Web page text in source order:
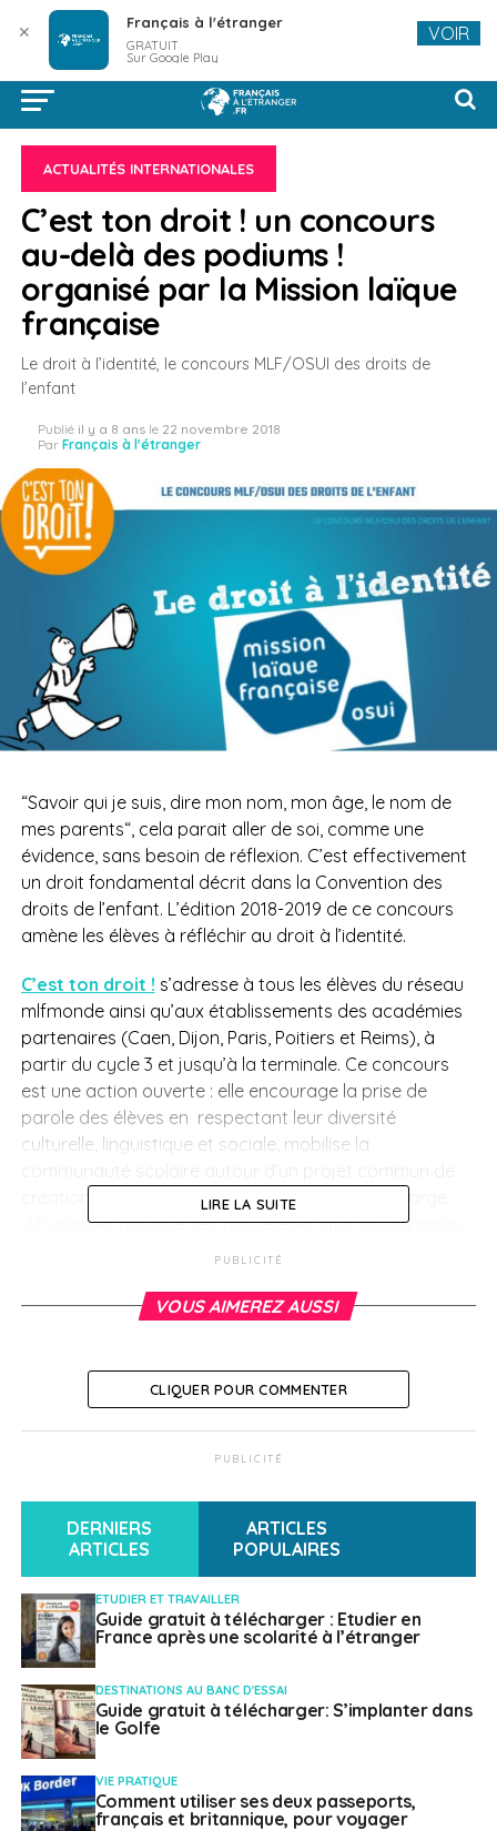
ACTUALITÉS INTERNATIONALES
C’est ton droit ! un concours
au-delà des podiums !
organisé par la Mission laïque
française
Le droit à l’identité, le concours MLF/OSUI des droits de
l’enfant
Publié il y a 8 ans le 22 novembre 2018
Par Français à l'étranger
“Savoir qui je suis, dire mon nom, mon âge, le nom de
mes parents“, cela parait aller de soi, comme une
évidence, sans besoin de réflexion. C’est effectivement
un droit fondamental décrit dans la Convention des
droits de l’enfant. L’édition 2018-2019 de ce concours
amène les élèves à réfléchir au droit à l’identité.
C’est ton droit ! s’adresse à tous les élèves du réseau
mlfmonde ainsi qu’aux établissements des académies
partenaires (Caen, Dijon, Paris, Poitiers et Reims), à
partir du cycle 3 et jusqu’à la terminale. Ce concours
est une action ouverte : elle encourage la prise de
parole des élèves en respectant leur diversité
culturelle, linguistique et sociale, mobilise la
création dont le support (la vidéo) permet une large
diffusion et favorise des passerelles interdisciplinaires.
Outre l’importance des axes pédagogiques que ce
associatif local.
SUJETS ASSOCIÉS:
Élection présidentielle malgache les autorités
NE RATEZ PAS
Franco-British business awards (FBBA) – le 26
novembre
Français à l'étranger
LIRE LA SUITE
PUBLICITÉ
VOUS AIMEREZ AUSSI
CLIQUER POUR COMMENTER
PUBLICITÉ
DERNIERS
ARTICLES
ARTICLES
POPULAIRES
ETUDIER ET TRAVAILLER
Guide gratuit à télécharger : Etudier en
France après une scolarité à l’étranger
DESTINATIONS AU BANC D'ESSAI
Guide gratuit à télécharger: S’implanter dans
le Golfe
VIE PRATIQUE
Comment utiliser ses deux passeports,
français et britannique, pour voyager
✕ Français à l'étranger
GRATUIT
Sur Google Play
VOIR